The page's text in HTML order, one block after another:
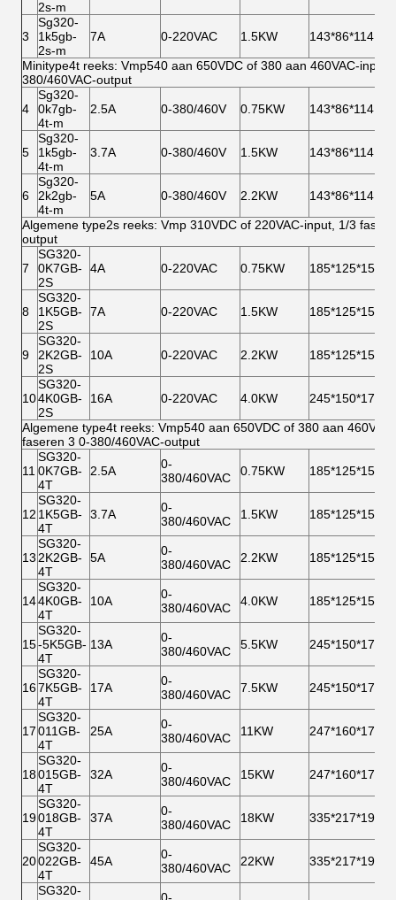
2s-m
3
Sg320-
1k5gb-
2s-m
7A 0-220VAC 1.5KW 143*86*114
Minitype4t reeks: Vmp540 aan 650VDC of 380 aan 460VAC-input,
380/460VAC-output
4
Sg320-
0k7gb-
4t-m
2.5A 0-380/460V 0.75KW 143*86*114
5
Sg320-
1k5gb-
4t-m
3.7A 0-380/460V 1.5KW 143*86*114
6
Sg320-
2k2gb-
4t-m
5A 0-380/460V 2.2KW 143*86*114
Algemene type2s reeks: Vmp 310VDC of 220VAC-input, 1/3
output
7
SG320-
0K7GB-
2S
4A 0-220VAC 0.75KW 185*125*159
8
SG320-
1K5GB-
2S
7A 0-220VAC 1.5KW 185*125*159
9
SG320-
2K2GB-
2S
10A 0-220VAC 2.2KW 185*125*159
10
SG320-
4K0GB-
2S
16A 0-220VAC 4.0KW 245*150*177
Algemene type4t reeks: Vmp540 aan 650VDC of 380 aan
faseren 3 0-380/460VAC-output
11
SG320-
0K7GB-
4T
2.5A
0-
380/460VAC
0.75KW 185*125*159
12
SG320-
1K5GB-
4T
3.7A
0-
380/460VAC
1.5KW 185*125*159
13
SG320-
2K2GB-
4T
5A
0-
380/460VAC
2.2KW 185*125*159
14
SG320-
4K0GB-
4T
10A
0-
380/460VAC
4.0KW 185*125*159
15
SG320-
-5K5GB-
4T
13A
0-
380/460VAC
5.5KW 245*150*177
16
SG320-
7K5GB-
4T
17A
0-
380/460VAC
7.5KW 245*150*177
17
SG320-
011GB-
4T
25A
0-
380/460VAC
11KW 247*160*178
18
SG320-
015GB-
4T
32A
0-
380/460VAC
15KW 247*160*178
19
SG320-
018GB-
4T
37A
0-
380/460VAC
18KW 335*217*190
20
SG320-
022GB-
4T
45A
0-
380/460VAC
22KW 335*217*190
SG320-